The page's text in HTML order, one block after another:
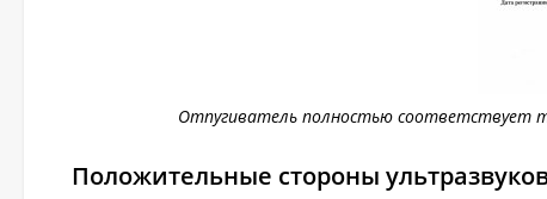
Отпугиватель полностью соответствует
Положительные стороны